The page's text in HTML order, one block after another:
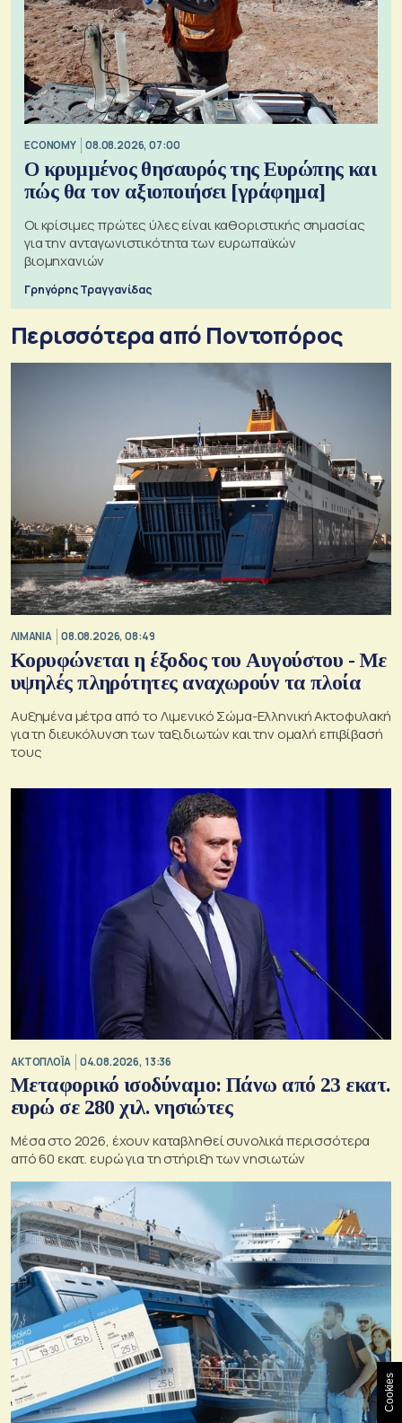
ECONOMY 08.08.2026, 07:00
Ο κρυμμένος θησαυρός της Ευρώπης και
πώς θα τον αξιοποιήσει [γράφημα]
Οι κρίσιμες πρώτες ύλες είναι καθοριστικής σημασίας
για την ανταγωνιστικότητα των ευρωπαϊκών
βιομηχανιών
Γρηγόρης Τραγγανίδας
Περισσότερα από Ποντοπόρος
ΛΙΜΑΝΙΑ 08.08.2026, 08:49
Κορυφώνεται η έξοδος του Αυγούστου - Με
υψηλές πληρότητες αναχωρούν τα πλοία
Αυξημένα μέτρα από το Λιμενικό Σώμα-Ελληνική Ακτοφυλακή
για τη διευκόλυνση των ταξιδιωτών και την ομαλή επιβίβασή
τους
ΑΚΤΟΠΛΟΪΑ 04.08.2026, 13:36
Μεταφορικό ισοδύναμο: Πάνω από 23 εκατ.
ευρώ σε 280 χιλ. νησιώτες
Μέσα στο 2026, έχουν καταβληθεί συνολικά περισσότερα
από 60 εκατ. ευρώ για τη στήριξη των νησιωτών
Cookies